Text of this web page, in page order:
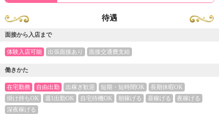
待遇
面接から入店まで
体験入店可能 出張面接あり 面接交通費支給
働きかた
在宅勤務 自由出勤 出稼ぎ歓迎 短期・短時間OK
長期休暇OK
掛け持ちOK
週1出勤OK 自宅待機OK 朝稼げる 昼稼げる
夜稼げる
深夜稼げる